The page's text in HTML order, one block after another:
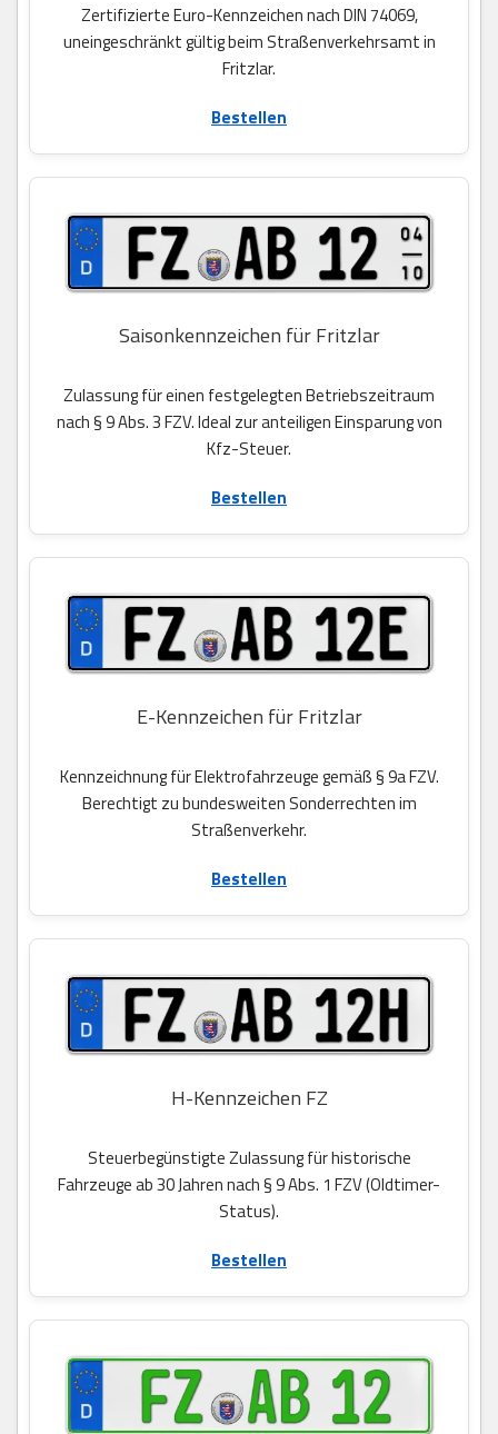
Zertifizierte Euro-Kennzeichen nach DIN 74069,
uneingeschränkt gültig beim Straßenverkehrsamt in
Fritzlar.
Bestellen
Saisonkennzeichen für Fritzlar
Zulassung für einen festgelegten Betriebszeitraum
nach § 9 Abs. 3 FZV. Ideal zur anteiligen Einsparung von
Kfz-Steuer.
Bestellen
E-Kennzeichen für Fritzlar
Kennzeichnung für Elektrofahrzeuge gemäß § 9a FZV.
Berechtigt zu bundesweiten Sonderrechten im
Straßenverkehr.
Bestellen
H-Kennzeichen FZ
Steuerbegünstigte Zulassung für historische
Fahrzeuge ab 30 Jahren nach § 9 Abs. 1 FZV (Oldtimer-
Status).
Bestellen